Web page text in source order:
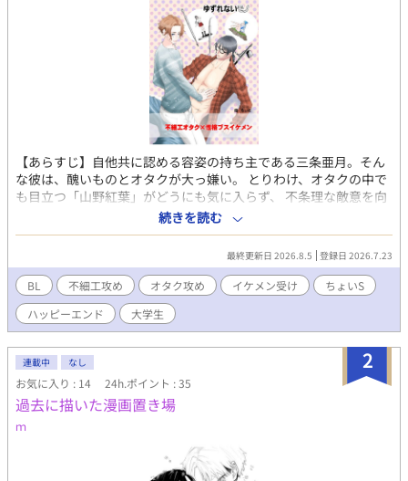
【あらすじ】自他共に認める容姿の持ち主である三条亜月。そん
な彼は、醜いものとオタクが大っ嫌い。 とりわけ、オタクの中で
も目立つ「山野紅葉」がどうにも気に入らず、 不条理な敵意を向
けていた。 だがそんなある日、とうとうキレた山野からレイプさ
れ、その一部始終を動画に撮られてしまう。 その動画をネタに、
身体の関係を強要されるとおもいきや、 「ばらされたくなけれ
ば、もう僕に関わらないで」 と、逆のことを言われてしまい
―――！？ ■この作品は、先に投稿していた小説「ゆずれないモ
ノ」をコミカライズしたものです。 よろしければ、そちらもどう
ぞ！
続きを読む
最終更新日 2026.8.5 登録日 2026.7.23
BL 不細工攻め オタク攻め イケメン受け
ちょいS
ハッピーエンド
大学生
2
連載中 なし
お気に入り : 14 24h.ポイント : 35
過去に描いた漫画置き場
ｍ